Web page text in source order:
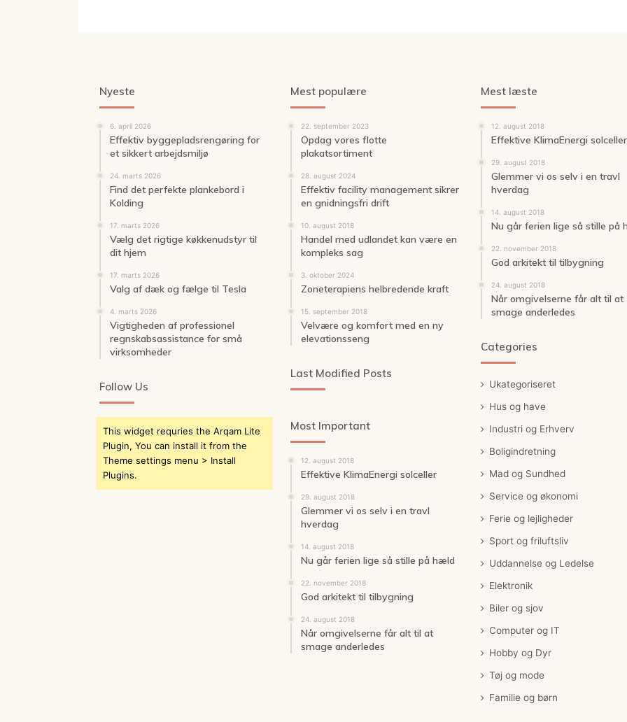
Nyeste
6. april 2026
Effektiv byggepladsrengøring for
et sikkert arbejdsmiljø
24. marts 2026
Find det perfekte plankebord i
Kolding
17. marts 2026
Vælg det rigtige køkkenudstyr til
dit hjem
17. marts 2026
Valg af dæk og fælge til Tesla
4. marts 2026
Vigtigheden af professionel
regnskabsassistance for små
virksomheder
Follow Us
This widget requries the Arqam Lite
Plugin, You can install it from the
Theme settings menu > Install
Plugins.
Mest populære
22. september 2023
Opdag vores flotte
plakatsortiment
28. august 2024
Effektiv facility management sikrer
en gnidningsfri drift
10. august 2018
Handel med udlandet kan være en
kompleks sag
3. oktober 2024
Zoneterapiens helbredende kraft
15. september 2018
Velvære og komfort med en ny
elevationsseng
Last Modified Posts
Most Important
12. august 2018
Effektive KlimaEnergi solceller
29. august 2018
Glemmer vi os selv i en travl
hverdag
14. august 2018
Nu går ferien lige så stille på hæld
22. november 2018
God arkitekt til tilbygning
24. august 2018
Når omgivelserne får alt til at
smage anderledes
Mest læste
12. august 2018
Effektive KlimaEnergi solceller
29. august 2018
Glemmer vi os selv i en travl
hverdag
14. august 2018
Nu går ferien lige så stille på
22. november 2018
God arkitekt til tilbygning
24. august 2018
Når omgivelserne får alt til at
smage anderledes
Categories
Ukategoriseret
Hus og have
Industri og Erhverv
Boligindretning
Mad og Sundhed
Service og økonomi
Ferie og lejligheder
Sport og friluftsliv
Uddannelse og Ledelse
Elektronik
Biler og sjov
Computer og IT
Hobby og Dyr
Tøj og mode
Familie og børn